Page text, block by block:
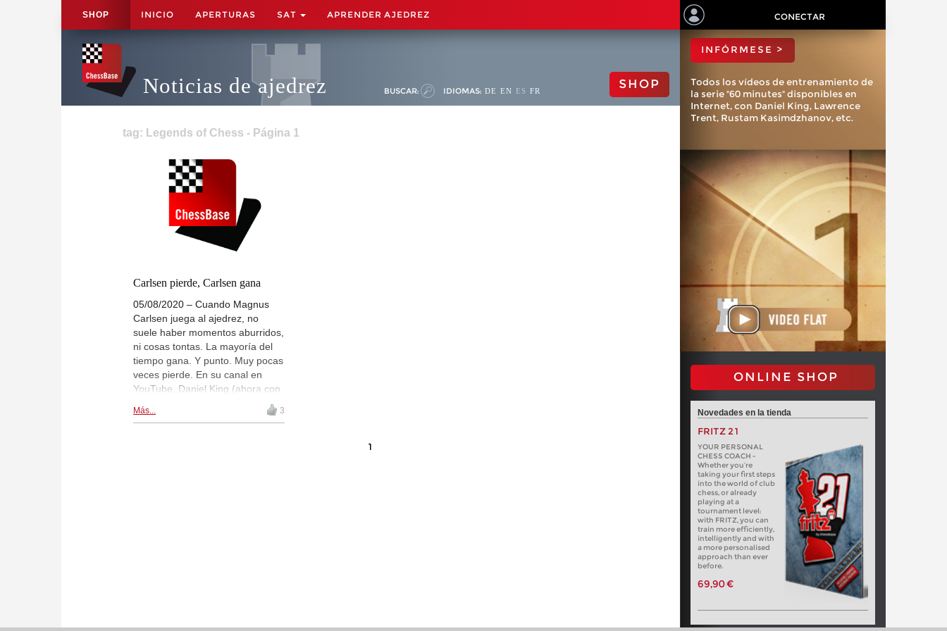
SHOP INICIO APERTURAS SAT APRENDER AJEDREZ CONECTAR
Noticias de ajedrez BUSCAR: IDIOMAS: DE EN ES FR SHOP
tag: Legends of Chess - Página 1
Carlsen pierde, Carlsen gana
05/08/2020 – Cuando Magnus
Carlsen juega al ajedrez, no
suele haber momentos aburridos,
ni cosas tontas. La mayoría del
tiempo gana. Y punto. Muy pocas
veces pierde. En su canal en
YouTube, Daniel King (ahora con
barba, pero es él), presenta dos
partidas extraordinarias,
Más... 3
1
ChessBase?
INFÓRMESE >
Todos los vídeos de entrenamiento de
la serie "60 minutes" disponibles en
Internet, con Daniel King, Lawrence
Trent, Rustam Kasimdzhanov, etc.
ONLINE SHOP
Novedades en la tienda
FRITZ 21
YOUR PERSONAL
CHESS COACH -
Whether you’re
taking your first steps
into the world of club
chess, or already
playing at a
tournament level:
with FRITZ, you can
train more efficiently,
intelligently and with
a more personalised
approach than ever
before.
69,90 €